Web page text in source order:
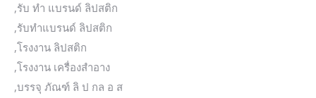
,รับ ทำ แบรนด์ ลิปสติก
,รับทำแบรนด์ ลิปสติก
,โรงงาน ลิปสติก
,โรงงาน เครื่องสำอาง
,บรรจุ ภัณฑ์ ลิ ป กล อ ส